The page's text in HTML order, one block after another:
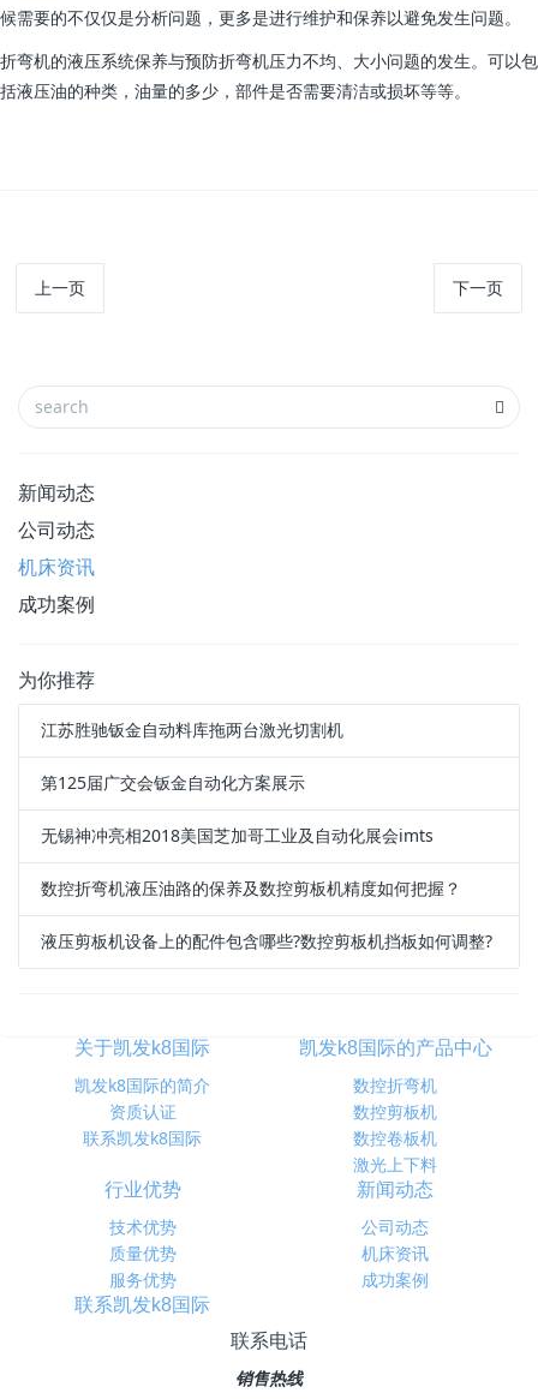
候需要的不仅仅是分析问题，更多是进行维护和保养以避免发生问题。
折弯机的液压系统保养与预防折弯机压力不均、大小问题的发生。可以包
括液压油的种类，油量的多少，部件是否需要清洁或损坏等等。
上一页 下一页
新闻动态
公司动态
机床资讯
成功案例
为你推荐
江苏胜驰钣金自动料库拖两台激光切割机
第125届广交会钣金自动化方案展示
无锡神冲亮相2018美国芝加哥工业及自动化展会imts
数控折弯机液压油路的保养及数控剪板机精度如何把握？
液压剪板机设备上的配件包含哪些?数控剪板机挡板如何调整?
关于凯发k8国际
凯发k8国际的简介
资质认证
联系凯发k8国际
凯发k8国际的产品中心
数控折弯机
数控剪板机
数控卷板机
激光上下料
行业优势
技术优势
质量优势
服务优势
新闻动态
公司动态
机床资讯
成功案例
联系凯发k8国际
联系电话
销售热线